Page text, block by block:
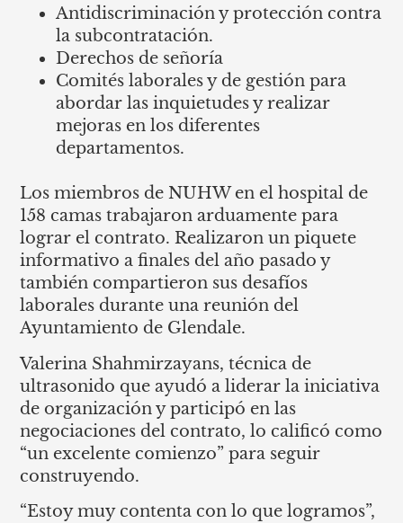
Antidiscriminación y protección contra
la subcontratación.
Derechos de señoría
Comités laborales y de gestión para
abordar las inquietudes y realizar
mejoras en los diferentes
departamentos.
Los miembros de NUHW en el hospital de
158 camas trabajaron arduamente para
lograr el contrato. Realizaron un piquete
informativo a finales del año pasado y
también compartieron sus desafíos
laborales durante una reunión del
Ayuntamiento de Glendale.
Valerina Shahmirzayans, técnica de
ultrasonido que ayudó a liderar la iniciativa
de organización y participó en las
negociaciones del contrato, lo calificó como
“un excelente comienzo” para seguir
construyendo.
“Estoy muy contenta con lo que logramos”,